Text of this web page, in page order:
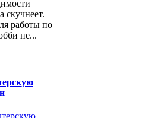
скучнеет.
работы по
не...